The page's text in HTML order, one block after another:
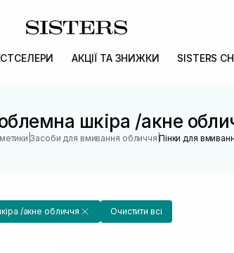
АКЦІЇ ТА ЗНИЖКИ SISTERS
шкіра /акне
|Засоби для вмивання обличчя |Пінки для
/акне обличчя Очистити всі